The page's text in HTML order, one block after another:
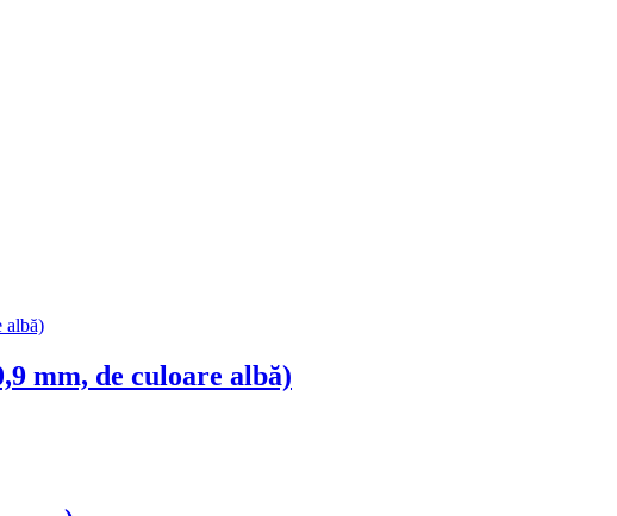
mm, de culoare albă)